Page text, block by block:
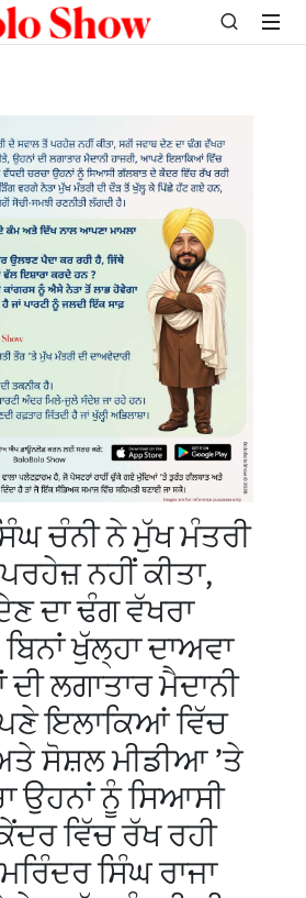
ਚੰਨੀ ਨੇ ਮੁੱਖ ਮੰਤਰੀ
ਨਹੀਂ ਕੀਤਾ,
ਦਾ ਢੰਗ ਵੱਖਰਾ
ਖੁੱਲ੍ਹਾ ਦਾਅਵਾ
ਲਗਾਤਾਰ ਮੈਦਾਨੀ
ਇਲਾਕਿਆਂ ਵਿੱਚ
ਸੋਸ਼ਲ ਮੀਡੀਆ ’ਤੇ
ਉਹਨਾਂ ਨੂੰ ਸਿਆਸੀ
ਵਿੱਚ ਰੱਖ ਰਹੀ
ਸਿੰਘ ਰਾਜਾ